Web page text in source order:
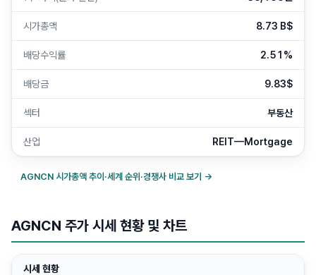
시가총액 8.73 B$
배당수익률 2.51%
배당금 9.83$
섹터 부동산
산업 REIT—Mortgage
AGNCN 시가총액 추이·세계 순위·경쟁사 비교 보기 →
AGNCN 주가 시세 현황 및 차트
시세 현황